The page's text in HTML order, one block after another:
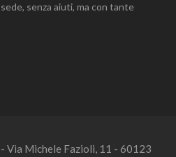
senza aiuti, ma con tante
Via Michele Fazioli, 11 - 60123